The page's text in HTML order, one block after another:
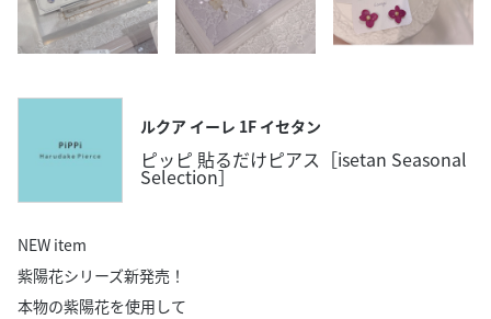
ルクア イーレ 1F イセタン
ピッピ 貼るだけピアス［isetan Seasonal
Selection］
NEW item
紫陽花シリーズ新発売！
本物の紫陽花を使用して